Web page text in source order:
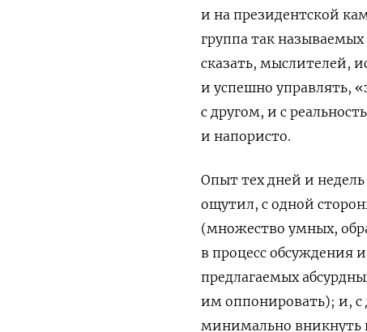
и на президентской
группа так
сказать, мыслителей,
и успешно управлять,
с другом, и с
и напористо.
Опыт тех дней и
ощутил, с одной
(множество умных,
в процесс обсуждения
предлагаемых
им оппонировать); и, с
минимально вникнуть